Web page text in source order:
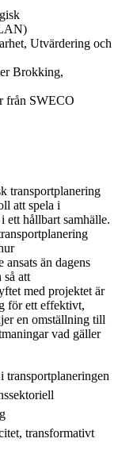
Utvärdering och
Brokking,
från SWECO
transportplanering
att spela i
ett hållbart samhälle.
än dagens
så att
med projektet är
för ett effektivt,
en omställning till
vad gäller
transportplaneringen
transformativt